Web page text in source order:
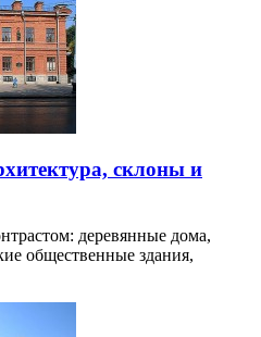
склоны и
деревянные дома,
общественные здания,